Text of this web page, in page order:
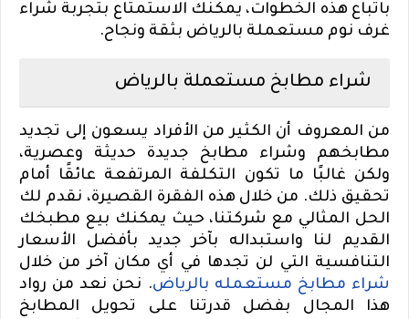
باتباع هذه الخطوات، يمكنك الاستمتاع بتجربة شراء
غرف نوم مستعملة بالرياض بثقة ونجاح.
شراء مطابخ مستعملة بالرياض
من المعروف أن الكثير من الأفراد يسعون إلى تجديد
مطابخهم وشراء مطابخ جديدة حديثة وعصرية،
ولكن غالبًا ما تكون التكلفة المرتفعة عائقًا أمام
تحقيق ذلك. من خلال هذه الفقرة القصيرة، نقدم لك
الحل المثالي مع شركتنا، حيث يمكنك بيع مطبخك
القديم لنا واستبداله بآخر جديد بأفضل الأسعار
التنافسية التي لن تجدها في أي مكان آخر من خلال
شراء مطابخ مستعمله بالرياض. نحن نعد من رواد
هذا المجال بفضل قدرتنا على تحويل المطابخ